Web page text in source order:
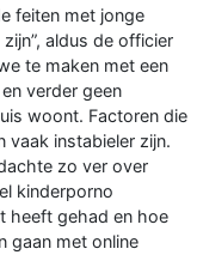
feiten met jonge
aldus de officier
te maken met een
verder geen
woont. Factoren die
vaak instabieler zijn.
zo ver over
kinderporno
heeft gehad en hoe
gaan met online